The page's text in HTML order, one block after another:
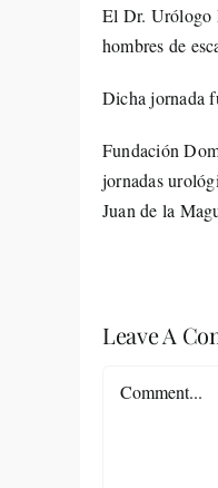
El Dr. Urólogo
hombres de
Dicha jornada
Fundación
jornadas
Juan de la
Leave A